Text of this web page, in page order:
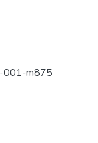
001-m875